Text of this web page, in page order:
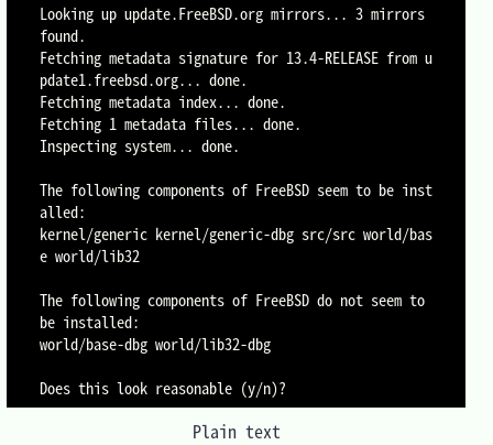
Looking up update.FreeBSD.org mirrors... 3 mirrors
found.
Fetching metadata signature for 13.4-RELEASE from u
pdate1.freebsd.org... done.
Fetching metadata index... done.
Fetching 1 metadata files... done.
Inspecting system... done.
The following components of FreeBSD seem to be inst
alled:
kernel/generic kernel/generic-dbg src/src world/bas
e world/lib32
The following components of FreeBSD do not seem to
be installed:
world/base-dbg world/lib32-dbg
Plain text